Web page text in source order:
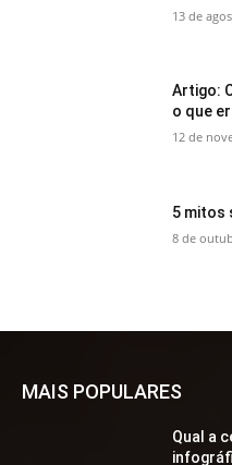
13 de
Artigo:
o que
12 de
5 mitos
8 de
MAIS POPULARES
Qual a